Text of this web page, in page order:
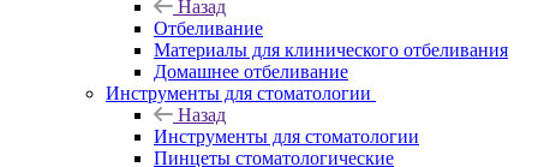
Назад
Отбеливание
Материалы для клинического отбеливания
Домашнее отбеливание
Инструменты для стоматологии
Назад
Инструменты для стоматологии
Пинцеты стоматологические